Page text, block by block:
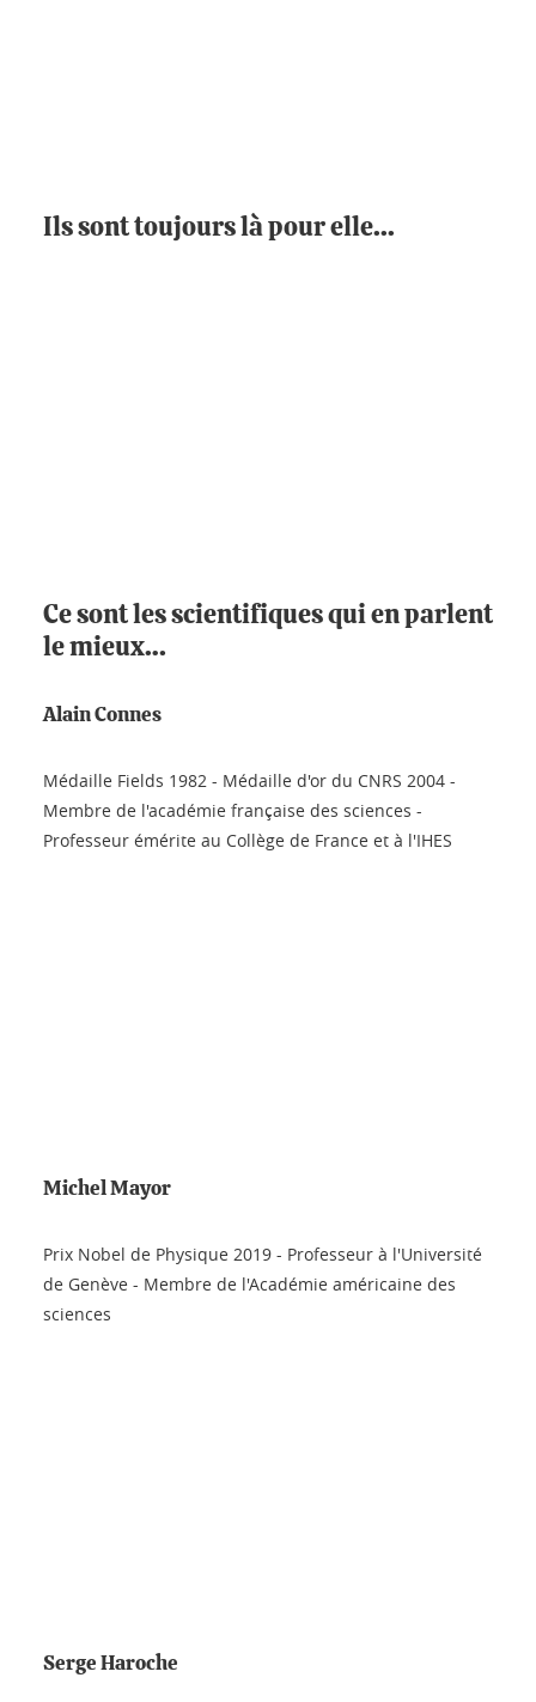
Ils sont toujours là pour elle...
Ce sont les scientifiques qui en parlent
le mieux…
Alain Connes
Médaille Fields 1982 - Médaille d'or du CNRS 2004 -
Membre de l'académie française des sciences -
Professeur émérite au Collège de France et à l'IHES
Michel Mayor
Prix Nobel de Physique 2019 - Professeur à l'Université
de Genève - Membre de l'Académie américaine des
sciences
Serge Haroche